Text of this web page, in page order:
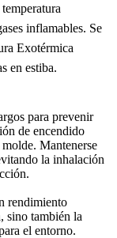
inflamables. Se
Exotérmica
en estiba.
para prevenir
de encendido
Mantenerse
la inhalación
rendimiento
sino también la
el entorno.